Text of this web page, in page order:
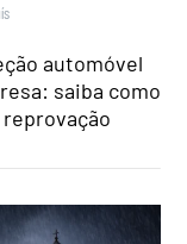
automóvel
saiba como